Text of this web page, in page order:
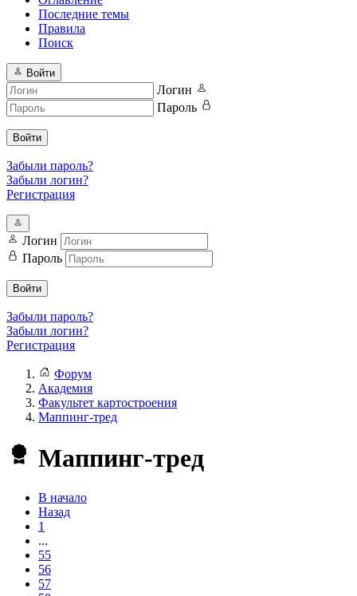
Последние темы
Правила
Поиск
Войти
Логин
Пароль
Войти
Забыли пароль?
Забыли логин?
Регистрация
Логин
Пароль
Войти
Забыли пароль?
Забыли логин?
Регистрация
Форум
Академия
Факультет картостроения
Маппинг-тред
Маппинг-тред
В начало
Назад
1
...
55
56
57